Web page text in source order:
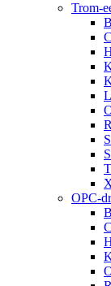
Trom-
OPC-